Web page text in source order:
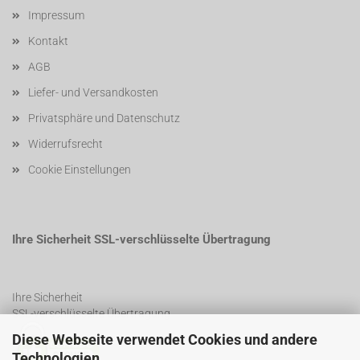
Diese Webseite verwendet Cookies und andere
Impressum
Kontakt
AGB
Liefer- und Versandkosten
Privatsphäre und Datenschutz
Widerrufsrecht
Cookie Einstellungen
Ihre Sicherheit SSL-verschlüsselte Übertragung
Ihre Sicherheit
SSL-verschlüsselte Übertragung